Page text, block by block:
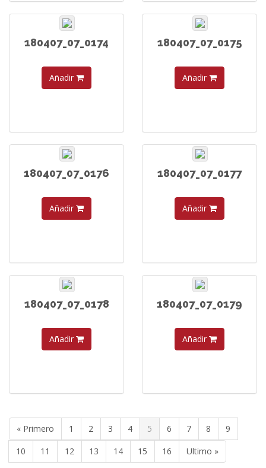
180407_07_0174
Añadir
180407_07_0175
Añadir
180407_07_0176
Añadir
180407_07_0177
Añadir
180407_07_0178
Añadir
180407_07_0179
Añadir
« Primero 1 2 3 4 5 6 7 8
9
10
11 12 13 14 15 16 Ultimo »